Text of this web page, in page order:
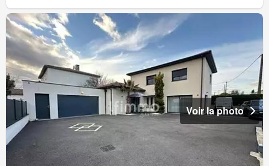
Voir la photo